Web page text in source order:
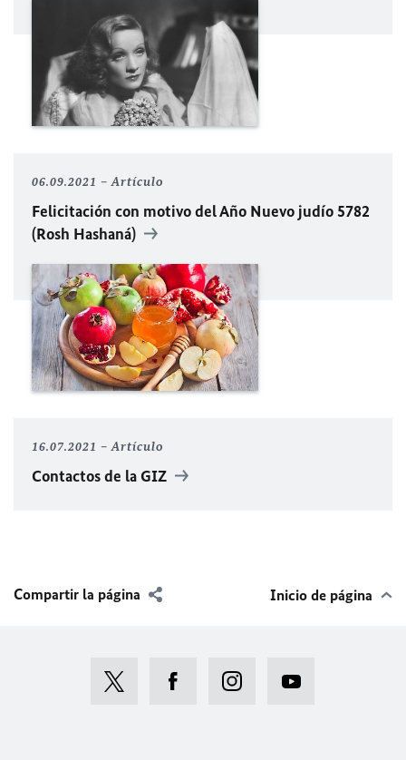
06.09.2021 Artículo
Felicitación con motivo del Año Nuevo judío 5782
(Rosh Hashaná)
16.07.2021 Artículo
Contactos de la GIZ
Compartir la página Inicio de página